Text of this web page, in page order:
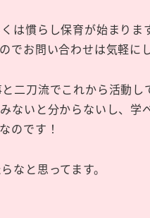
は慣らし保育が始まりま
お問い合わせは気軽に
二刀流でこれから活動し
ないと分からないし、学
のです！
と思ってます。